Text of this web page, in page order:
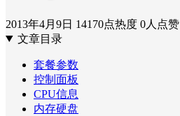
2013年4月9日 14170点热度 0人点赞
文章目录
套餐参数
控制面板
CPU信息
内存硬盘